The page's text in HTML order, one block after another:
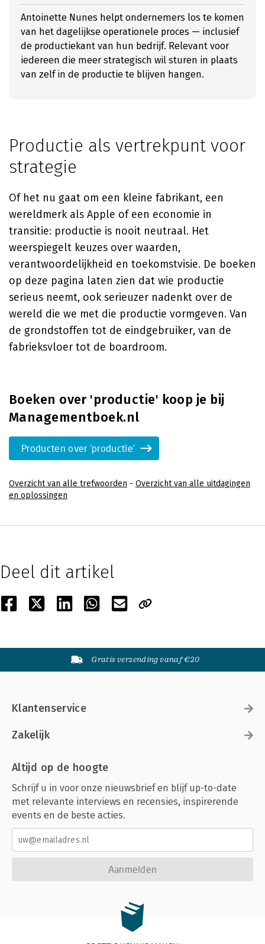
Antoinette Nunes helpt ondernemers los te komen
van het dagelijkse operationele proces — inclusief
de productiekant van hun bedrijf. Relevant voor
iedereen die meer strategisch wil sturen in plaats
van zelf in de productie te blijven hangen.
Productie als vertrekpunt voor
strategie
Of het nu gaat om een kleine fabrikant, een
wereldmerk als Apple of een economie in
transitie: productie is nooit neutraal. Het
weerspiegelt keuzes over waarden,
verantwoordelijkheid en toekomstvisie. De boeken
op deze pagina laten zien dat wie productie
serieus neemt, ook serieuzer nadenkt over de
wereld die we met die productie vormgeven. Van
de grondstoffen tot de eindgebruiker, van de
fabrieksvloer tot de boardroom.
Boeken over 'productie' koop je bij
Managementboek.nl
Producten over 'productie'
Overzicht van alle trefwoorden - Overzicht van alle uitdagingen
en oplossingen
Deel dit artikel
Gratis verzending vanaf €20
Klantenservice
Zakelijk
Altijd op de hoogte
Schrijf u in voor onze nieuwsbrief en blijf up-to-date
met relevante interviews en recensies, inspirerende
events en de beste acties.
Aanmelden